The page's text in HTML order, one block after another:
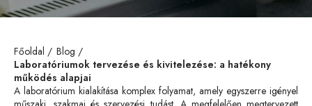
Főoldal
Blog
Laboratóriumok tervezése és kivitelezése: a hatékony
működés alapjai
A laboratórium kialakítása komplex folyamat, amely egyszerre igényel